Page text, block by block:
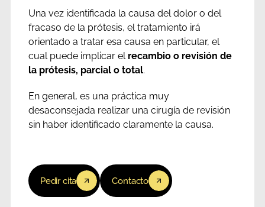
Una vez identificada la causa del dolor o del
fracaso de la prótesis, el tratamiento irá
orientado a tratar esa causa en particular, el
cual puede implicar el recambio o revisión de
la prótesis, parcial o total.
En general, es una práctica muy
desaconsejada realizar una cirugía de revisión
sin haber identificado claramente la causa.
Pedir cita Contacto